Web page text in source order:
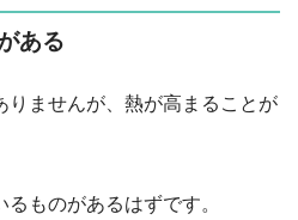
ある
りませんが、熱が高まることが
ものがあるはずです。